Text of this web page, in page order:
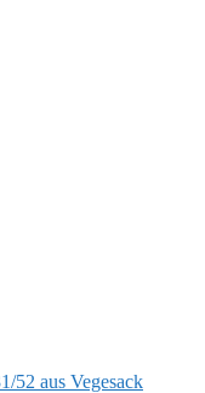
52 aus Vegesack